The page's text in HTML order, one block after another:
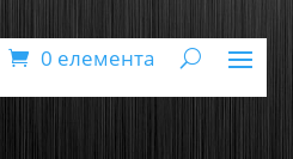
0 елемента